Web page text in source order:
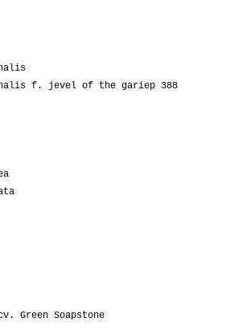
f. jevel of the gariep 388
Green Soapstone